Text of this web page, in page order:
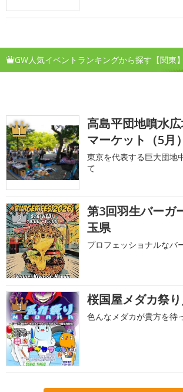
GW人気イベントランキングから探す【関東】
1
高島平団地噴水
マーケット（5月
東京を代表する巨大団地
て
2
第3回羽生バーガ
玉県
プロフェッショナルなバ
3 桜国屋メダカ祭
色んなメダカが貴方を待